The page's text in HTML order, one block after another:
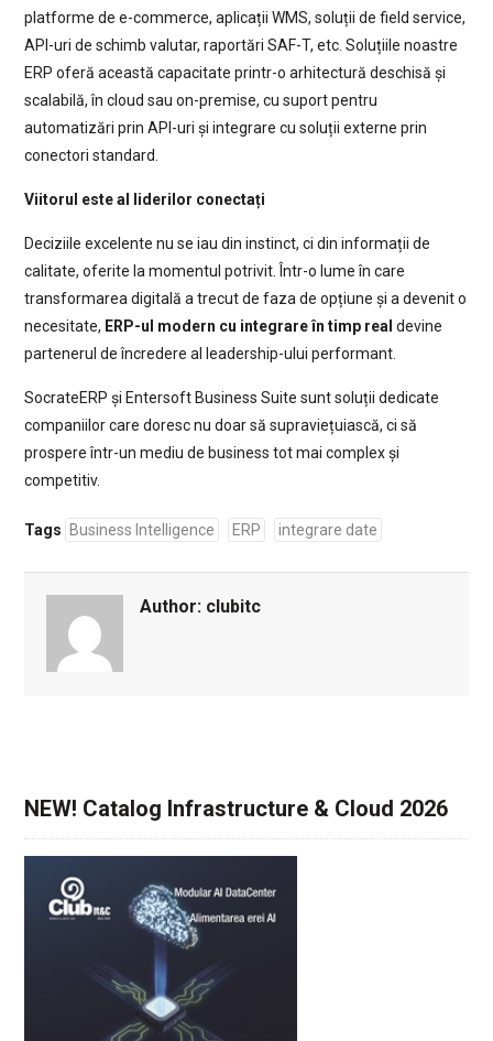
platforme de e-commerce, aplicații WMS, soluții de field service,
API-uri de schimb valutar, raportări SAF-T, etc. Soluțiile noastre
ERP oferă această capacitate printr-o arhitectură deschisă și
scalabilă, în cloud sau on-premise, cu suport pentru
automatizări prin API-uri și integrare cu soluții externe prin
conectori standard.
Viitorul este al liderilor conectați
Deciziile excelente nu se iau din instinct, ci din informații de
calitate, oferite la momentul potrivit. Într-o lume în care
transformarea digitală a trecut de faza de opțiune și a devenit o
necesitate, ERP-ul modern cu integrare în timp real devine
partenerul de încredere al leadership-ului performant.
SocrateERP și Entersoft Business Suite sunt soluții dedicate
companiilor care doresc nu doar să supraviețuiască, ci să
prospere într-un mediu de business tot mai complex și
competitiv.
Tags Business Intelligence ERP integrare date
Author: clubitc
NEW! Catalog Infrastructure & Cloud 2026